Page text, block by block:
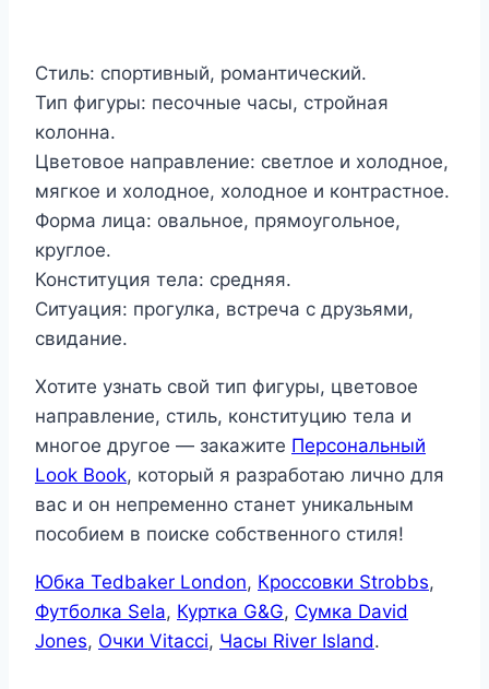
Стиль: спортивный, романтический.
Тип фигуры: песочные часы, стройная
колонна.
Цветовое направление: светлое и холодное,
мягкое и холодное, холодное и контрастное.
Форма лица: овальное, прямоугольное,
круглое.
Конституция тела: средняя.
Ситуация: прогулка, встреча с друзьями,
свидание.
Хотите узнать свой тип фигуры, цветовое
направление, стиль, конституцию тела и
многое другое — закажите Персональный
Look Book, который я разработаю лично для
вас и он непременно станет уникальным
пособием в поиске собственного стиля!
Юбка Tedbaker London, Кроссовки Strobbs,
Футболка Sela, Куртка G&G, Сумка David
Jones, Очки Vitacci, Часы River Island.